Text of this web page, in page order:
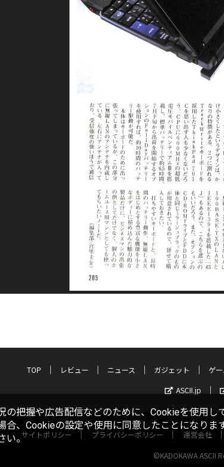
TOP レビュー ニュース ガジェット ゲ
ASCII.jp
サイトポリシー プライバシーポリシー 運営会社
©KADOKAWA ASCII
の把握や広告配信などのために、Cookieを使用
合、Cookieの設定や使用に同意したことになりま
い。